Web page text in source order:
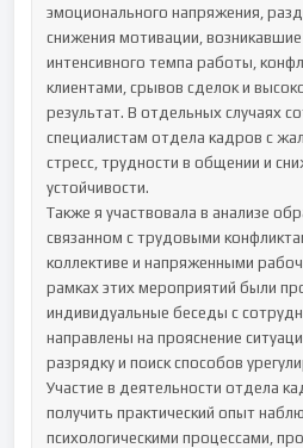
эмоционального напряжения,
снижения мотивации, возникавшие
интенсивного темпа работы,
клиентами, срывов сделок и
результат. В отдельных случаях
специалистам отдела кадров с
стресс, трудности в общении и
устойчивости.
Также я участвовала в анализе
связанном с трудовыми
коллективе и напряженными
рамках этих мероприятий были
индивидуальные беседы с
направлены на прояснение
разрядку и поиск способов
Участие в деятельности отдела
получить практический опыт
психологическими процессами,